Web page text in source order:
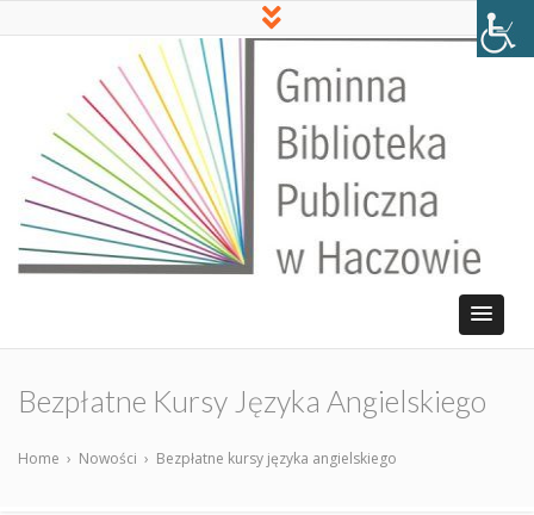
Bezpłatne Kursy Języka Angielskiego
Home › Nowości › Bezpłatne kursy języka angielskiego